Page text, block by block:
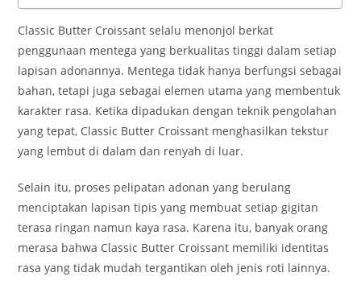
Classic Butter Croissant selalu menonjol berkat
penggunaan mentega yang berkualitas tinggi dalam setiap
lapisan adonannya. Mentega tidak hanya berfungsi sebagai
bahan, tetapi juga sebagai elemen utama yang membentuk
karakter rasa. Ketika dipadukan dengan teknik pengolahan
yang tepat, Classic Butter Croissant menghasilkan tekstur
yang lembut di dalam dan renyah di luar.
Selain itu, proses pelipatan adonan yang berulang
menciptakan lapisan tipis yang membuat setiap gigitan
terasa ringan namun kaya rasa. Karena itu, banyak orang
merasa bahwa Classic Butter Croissant memiliki identitas
rasa yang tidak mudah tergantikan oleh jenis roti lainnya.